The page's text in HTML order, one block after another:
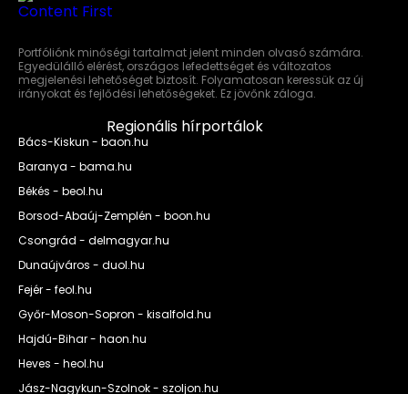
Portfóliónk minőségi tartalmat jelent minden olvasó számára.
Egyedülálló elérést, országos lefedettséget és változatos
megjelenési lehetőséget biztosít. Folyamatosan keressük az új
irányokat és fejlődési lehetőségeket. Ez jövőnk záloga.
Regionális hírportálok
Bács-Kiskun - baon.hu
Baranya - bama.hu
Békés - beol.hu
Borsod-Abaúj-Zemplén - boon.hu
Csongrád - delmagyar.hu
Dunaújváros - duol.hu
Fejér - feol.hu
Győr-Moson-Sopron - kisalfold.hu
Hajdú-Bihar - haon.hu
Heves - heol.hu
Jász-Nagykun-Szolnok - szoljon.hu